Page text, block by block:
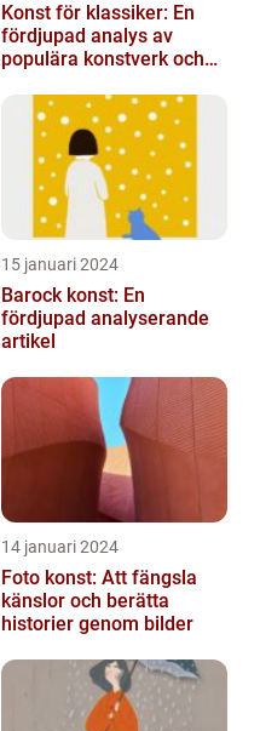
Konst för klassiker: En
fördjupad analys av
populära konstverk och
15 januari 2024
Barock konst: En
fördjupad analyserande
artikel
14 januari 2024
Foto konst: Att fängsla
känslor och berätta
historier genom bilder